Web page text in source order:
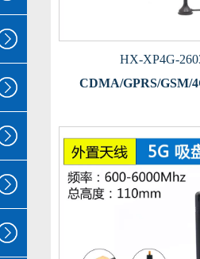
HX-XP4G-
CDMA/GPRS/GSM/